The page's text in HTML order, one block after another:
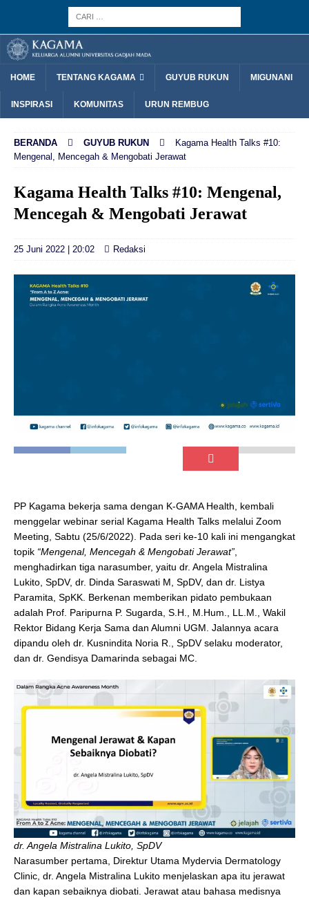
HOME TENTANG KAGAMA GUYUB RUKUN MIGUNANI
INSPIRASI KOMUNITAS URUN REMBUG
BERANDA GUYUB RUKUN
Kagama Health Talks #10:
Mengenal, Mencegah & Mengobati Jerawat
Kagama Health Talks #10: Mengenal,
Mencegah & Mengobati Jerawat
25 Juni 2022 | 20:02 Redaksi
PP Kagama bekerja sama dengan K-GAMA Health, kembali
menggelar webinar serial Kagama Health Talks melalui Zoom
Meeting, Sabtu (25/6/2022). Pada seri ke-10 kali ini mengangkat
topik “Mengenal, Mencegah & Mengobati Jerawat”
menghadirkan tiga narasumber, yaitu dr. Angela Mistralina
Lukito, SpDV, dr. Dinda Saraswati M, SpDV, dan dr. Listya
Paramita, SpKK. Berkenan memberikan pidato pembukaan
adalah Prof. Paripurna P. Sugarda, S.H., M.Hum., LL.M., Wakil
Rektor Bidang Kerja Sama dan Alumni UGM. Jalannya acara
dipandu oleh dr. Kusnindita Noria R., SpDV selaku moderator,
dan dr. Gendisya Damarinda sebagai MC.
dr. Angela Mistralina Lukito, SpDV
Narasumber pertama, Direktur Utama Mydervia Dermatology
Clinic, dr. Angela Mistralina Lukito menjelaskan apa itu jerawat
dan kapan sebaiknya diobati. Jerawat atau bahasa medisnya